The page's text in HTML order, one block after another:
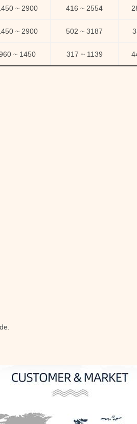
~ 2900 416 ~ 2554
~ 2900 502 ~ 3187
~ 1450 317 ~ 1139